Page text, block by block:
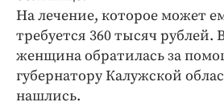
Праздники
Происшествия
Спорт
Экономика и бизнес
На лечение, которое может
требуется 360 тысяч рублей.
женщина обратилась за
губернатору Калужской
нашлись.